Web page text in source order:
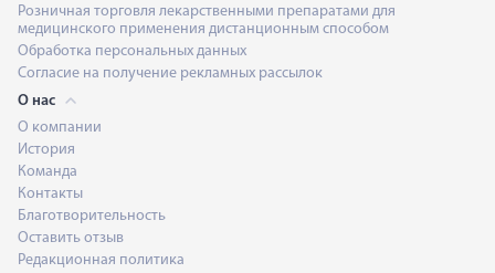
Розничная торговля лекарственными препаратами для
медицинского применения дистанционным способом
Обработка персональных данных
Согласие на получение рекламных рассылок
О нас
О компании
История
Команда
Контакты
Благотворительность
Оставить отзыв
Редакционная политика